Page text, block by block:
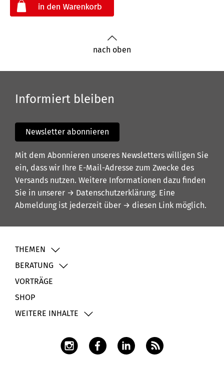
nach oben
Informiert bleiben
Newsletter abonnieren
Mit dem Abonnieren unseres Newsletters willigen Sie
ein, dass wir Ihre E-Mail-Adresse zum Zwecke des
Versands nutzen. Weitere Informationen dazu finden
Sie in unserer → Datenschutzerklärung. Eine
Abmeldung ist jederzeit über → diesen Link möglich.
THEMEN
BERATUNG
VORTRÄGE
SHOP
WEITERE INHALTE